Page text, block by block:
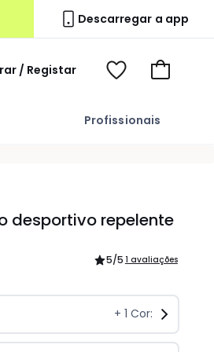
Descarregar a app
Profissionais
/ Registar
Voir
Ir
carrinho
desportivo repelente
5/5 1 avaliações
+ 1 Cor: